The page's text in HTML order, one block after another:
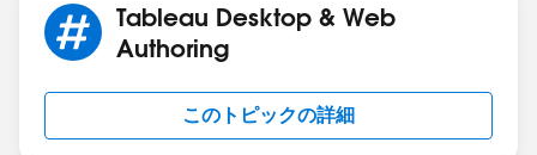
Tableau Desktop & Web
Authoring
このトピックの詳細